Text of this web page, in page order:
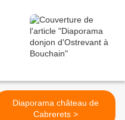
Diaporama château de
Cabrerets >